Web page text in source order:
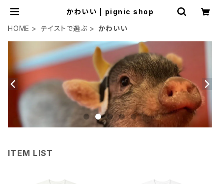
かわいい | pignic shop
HOME
テイストで選ぶ かわいい
ITEM LIST